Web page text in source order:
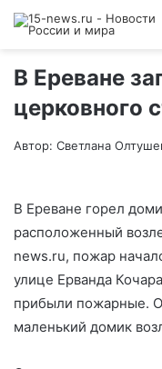
В Ереване
церковного
Автор: Светлана
В Ереване горел
расположенный
news.ru, пожар
улице Ерванда
прибыли пожарные.
маленький домик